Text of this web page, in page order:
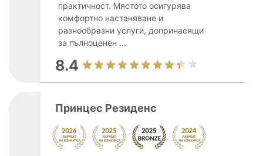
практичност. Мястото осигурява
комфортно настаняване и
разнообразни услуги, допринасящи
за пълноценен ...
8.4
Принцес Резиденс